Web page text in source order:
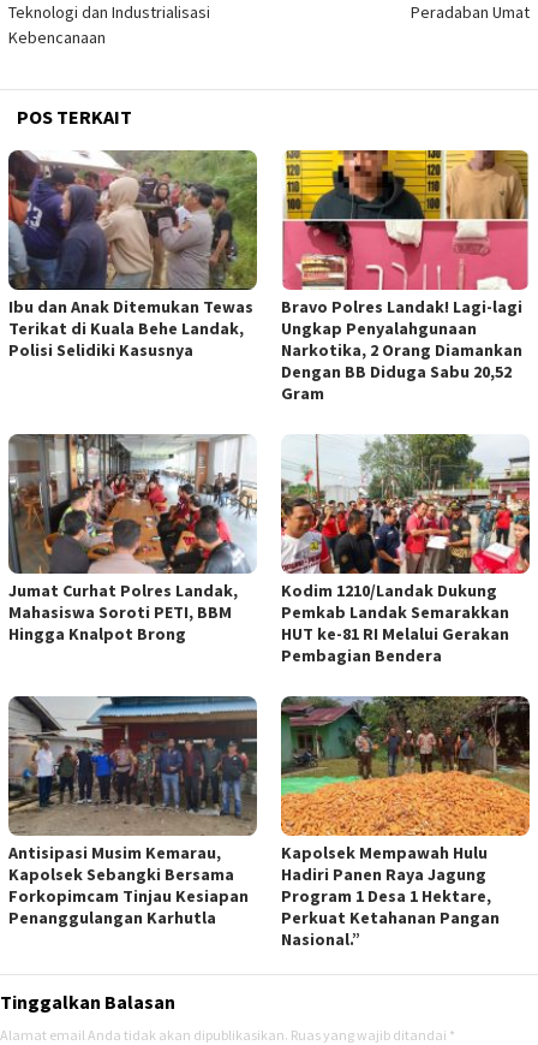
Teknologi dan Industrialisasi
Kebencanaan
Peradaban Umat
POS TERKAIT
Ibu dan Anak Ditemukan Tewas
Terikat di Kuala Behe Landak,
Polisi Selidiki Kasusnya
Bravo Polres Landak! Lagi-lagi
Ungkap Penyalahgunaan
Narkotika, 2 Orang Diamankan
Dengan BB Diduga Sabu 20,52
Gram
Jumat Curhat Polres Landak,
Mahasiswa Soroti PETI, BBM
Hingga Knalpot Brong
Kodim 1210/Landak Dukung
Pemkab Landak Semarakkan
HUT ke-81 RI Melalui Gerakan
Pembagian Bendera
Antisipasi Musim Kemarau,
Kapolsek Sebangki Bersama
Forkopimcam Tinjau Kesiapan
Penanggulangan Karhutla
Kapolsek Mempawah Hulu
Hadiri Panen Raya Jagung
Program 1 Desa 1 Hektare,
Perkuat Ketahanan Pangan
Nasional.”
Tinggalkan Balasan
Alamat email Anda tidak akan dipublikasikan. Ruas yang wajib ditandai *